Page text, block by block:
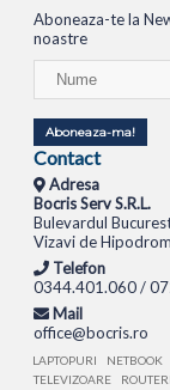
Aboneaza-te la
noastre
Aboneaza-ma!
Contact
Adresa
Bocris Serv S.R.L.
Bulevardul
Vizavi de Hipodrom
Telefon
0344.401.060 /
Mail
office@bocris.ro
LAPTOPURI NETBOOK
TELEVIZOARE